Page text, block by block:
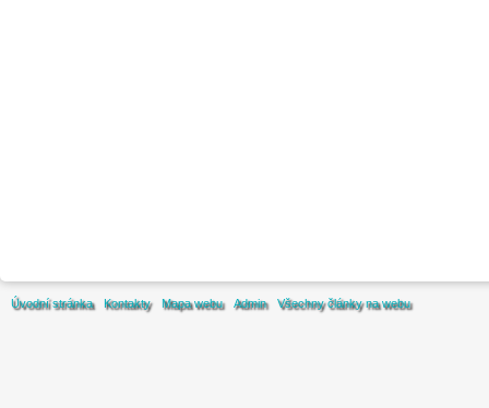
Úvodní stránka Kontakty Mapa webu Admin Všechny články na webu